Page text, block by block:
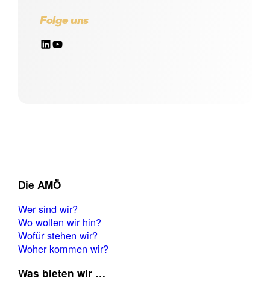
Folge uns
LinkedIn YouTube
Die AMÖ
Wer sind wir?
Wo wollen wir hin?
Wofür stehen wir?
Woher kommen wir?
Was bieten wir …